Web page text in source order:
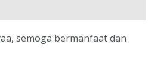
semoga bermanfaat dan